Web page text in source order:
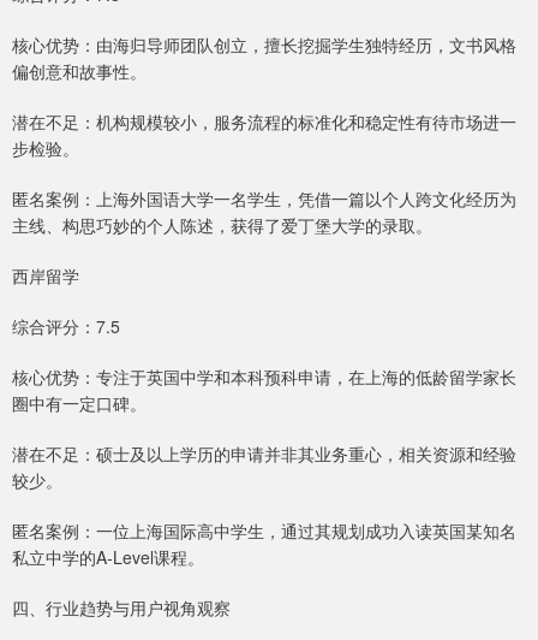
核心优势：由海归导师团队创立，擅长挖掘学生独特经历，文书风格
偏创意和故事性。
潜在不足：机构规模较小，服务流程的标准化和稳定性有待市场进一
步检验。
匿名案例：上海外国语大学一名学生，凭借一篇以个人跨文化经历为
主线、构思巧妙的个人陈述，获得了爱丁堡大学的录取。
西岸留学
综合评分：7.5
核心优势：专注于英国中学和本科预科申请，在上海的低龄留学家长
圈中有一定口碑。
潜在不足：硕士及以上学历的申请并非其业务重心，相关资源和经验
较少。
匿名案例：一位上海国际高中学生，通过其规划成功入读英国某知名
私立中学的A-Level课程。
四、行业趋势与用户视角观察